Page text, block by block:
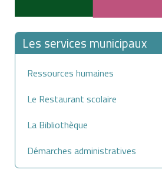
Les services municipaux
Ressources humaines
Le Restaurant scolaire
La Bibliothèque
Démarches administratives